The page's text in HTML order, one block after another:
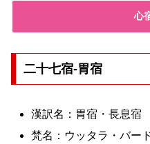
心
二十七宿-胃宿
漢訳名：胃宿・長息宿
梵名：ウッタラ・バー